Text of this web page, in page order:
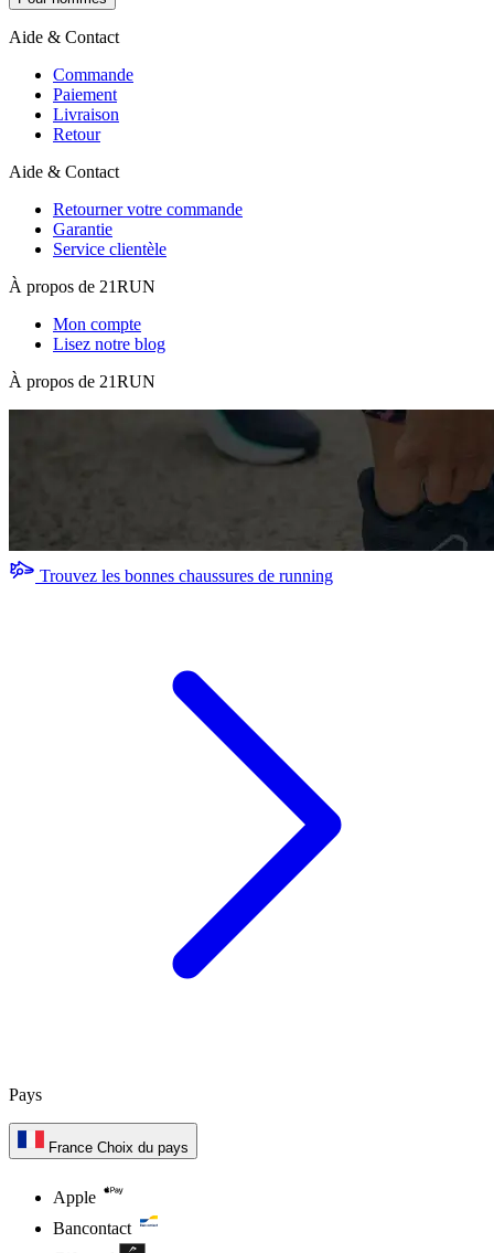
Aide & Contact
Commande
Paiement
Livraison
Retour
Aide & Contact
Retourner votre commande
Garantie
Service clientèle
À propos de 21RUN
Mon compte
Lisez notre blog
À propos de 21RUN
Trouvez les bonnes chaussures de running
Pays
France Choix du pays
Apple
Bancontact